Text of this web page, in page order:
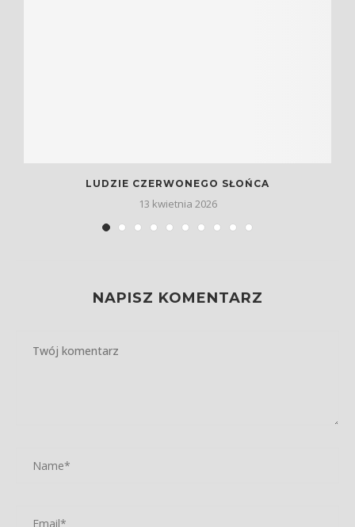
LUDZIE CZERWONEGO SŁOŃCA
13 kwietnia 2026
NAPISZ KOMENTARZ